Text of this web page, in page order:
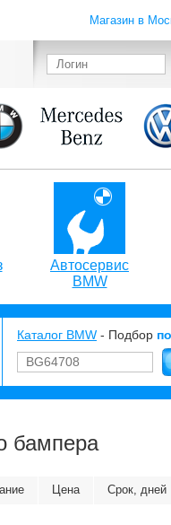
Магазин в
Автосервис
BMW
Каталог BMW - Подбор
бампера
Цена Срок, дней